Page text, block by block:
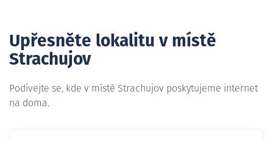
Upřesněte lokalitu v místě
Strachujov
Podívejte se, kde v místě Strachujov poskytujeme internet
na doma.